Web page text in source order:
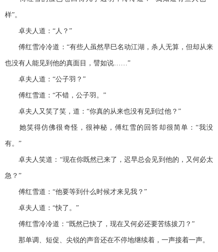
样”。
卓夫人道：“人？”
傅红雪冷冷道：“有些人虽然早巳名动江湖，杀人无算，但却从来
也没有人能见到他的真面目，譬如说……”
卓夫人道：“公子羽？”
傅红雪道：“不错，公子羽。”
卓夫人又笑了笑，道：“你真的从来也没有见到过他？”
她笑得仿佛很奇怪，很神秘，傅红雪的回答却很简单：“我没
有。”
卓夫人笑道：“现在你既然已来了，迟早总会见到他的，又何必太
急？”
傅红雪道：“他要等到什么时候才来见我？”
卓夫人道：“快了。”
傅红雪冷冷道：“既然已快了，现在又何必还要苦练拔刀？”
那单调、短促、尖锐的声音还在不停地继续着，一声接着一声。